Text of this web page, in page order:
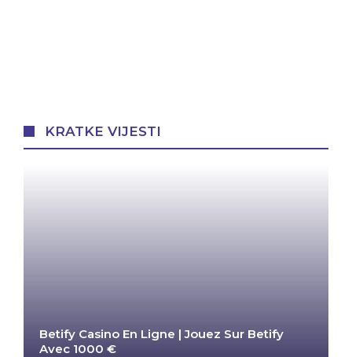
KRATKE VIJESTI
Betify Casino En Ligne | Jouez Sur Betify
Avec 1000 €